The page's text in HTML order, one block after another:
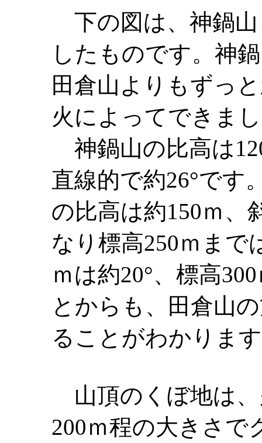
下の図は、神鍋山
したものです。神
田倉山よりもずっ
火によってできま
神鍋山の比高は
直線的で約26°です
の比高は約150ｍ、
なり標高250ｍまで
ｍは約20°、標高
とからも、田倉山
ることがわかりま
山頂のくぼ地は、
200ｍ程の大きさで